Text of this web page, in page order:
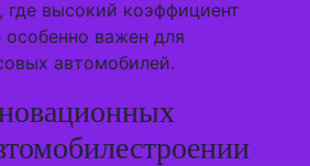
где высокий коэффициент
важен для
автомобилей.